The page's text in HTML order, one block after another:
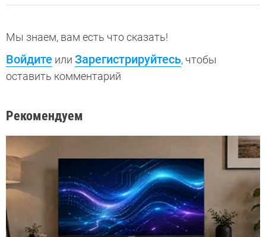
Мы знаем, вам есть что сказать!
Войдите или Зарегистрируйтесь, чтобы
оставить комментарий
Рекомендуем